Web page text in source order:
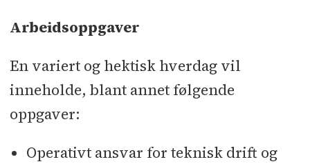
Arbeidsoppgaver
En variert og hektisk hverdag vil
inneholde, blant annet følgende
oppgaver:
Operativt ansvar for teknisk drift og